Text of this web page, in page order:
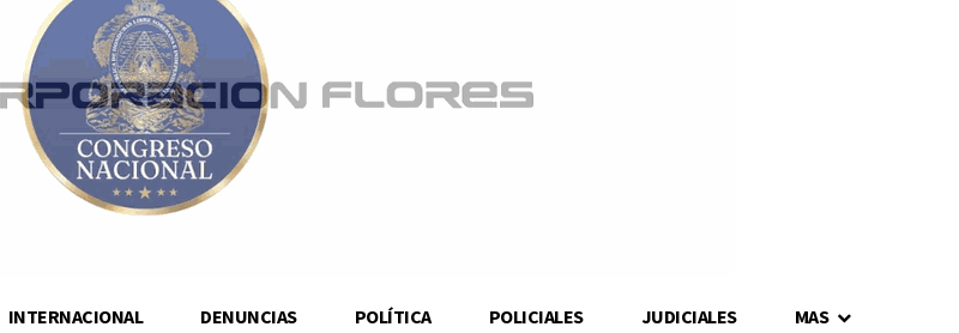
INTERNACIONAL DENUNCIAS POLÍTICA POLICIALES JUDICIALES MAS